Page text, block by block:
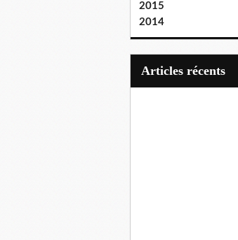
2015
2014
articles récents